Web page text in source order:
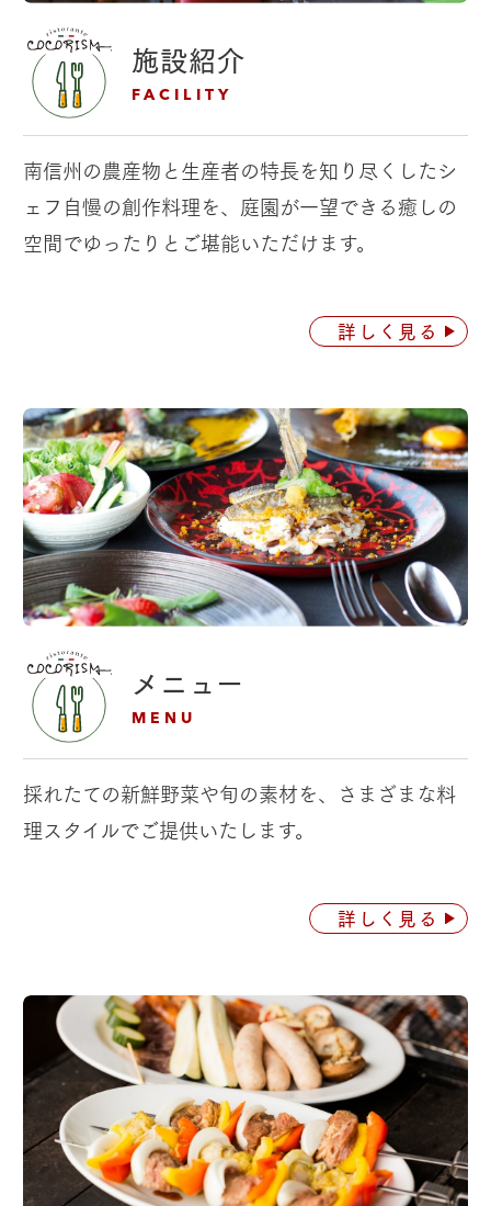
施設紹介
FACILITY
南信州の農産物と生産者の特長を知り尽くしたシ
ェフ自慢の創作料理を、庭園が一望できる癒しの
空間でゆったりとご堪能いただけます。
詳しく見る
メニュー
MENU
採れたての新鮮野菜や旬の素材を、 さまざまな料
理スタイルでご提供いたします。
詳しく見る